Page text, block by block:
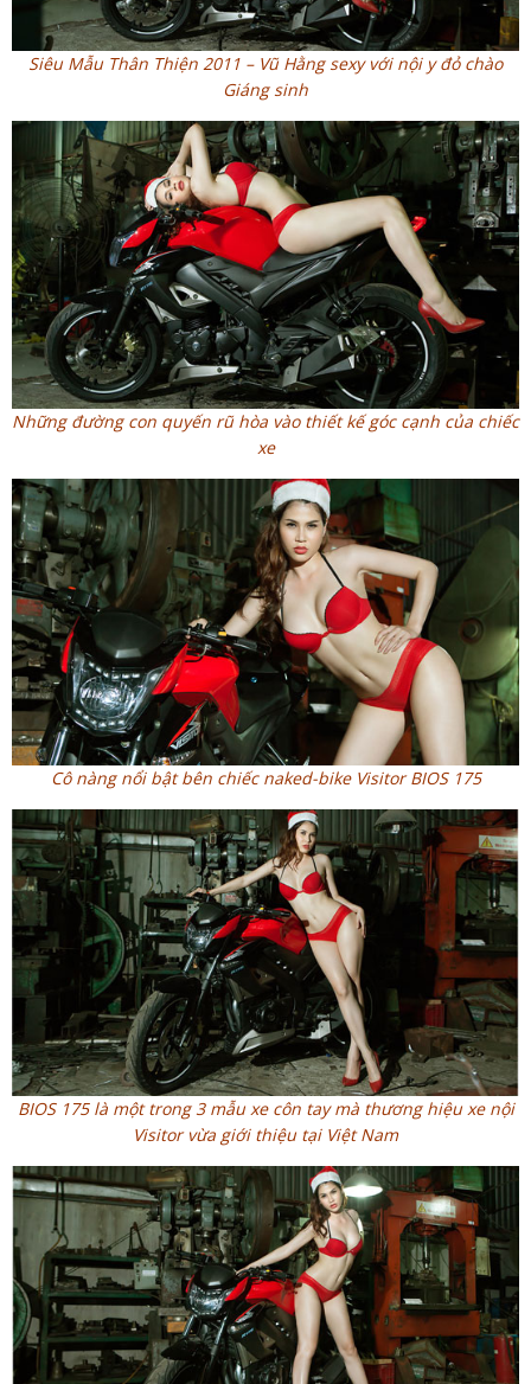
Siêu Mẫu Thân Thiện 2011 – Vũ Hằng sexy với nội y đỏ chào
Giáng sinh
Những đường con quyến rũ hòa vào thiết kế góc cạnh của chiếc
xe
Cô nàng nổi bật bên chiếc naked-bike Visitor BIOS 175
BIOS 175 là một trong 3 mẫu xe côn tay mà thương hiệu xe nội
Visitor vừa giới thiệu tại Việt Nam